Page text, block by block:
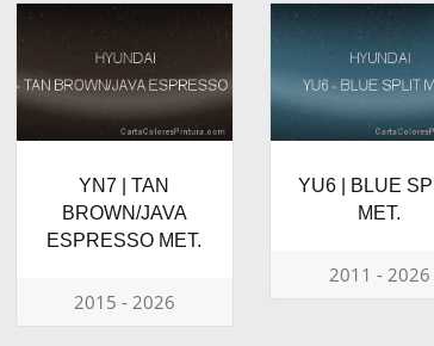
YN7 | TAN
BROWN/JAVA
ESPRESSO MET.
2015 - 2026
YU6 | BLUE
MET.
2011 - 2026